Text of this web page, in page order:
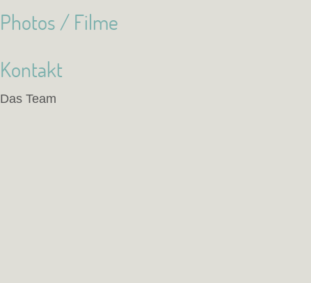
Photos / Filme
Kontakt
Das Team